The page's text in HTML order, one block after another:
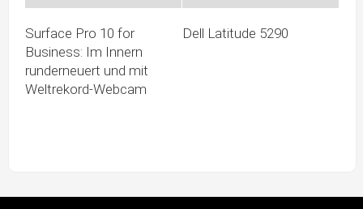
Surface Pro 10 for
Business: Im Innern
runderneuert und mit
Weltrekord-Webcam
Dell Latitude 5290